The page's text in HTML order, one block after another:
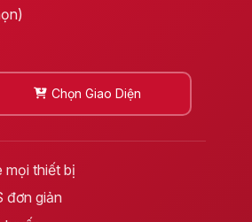
Chọn Giao Diện
mọi thiết bị
đơn giản